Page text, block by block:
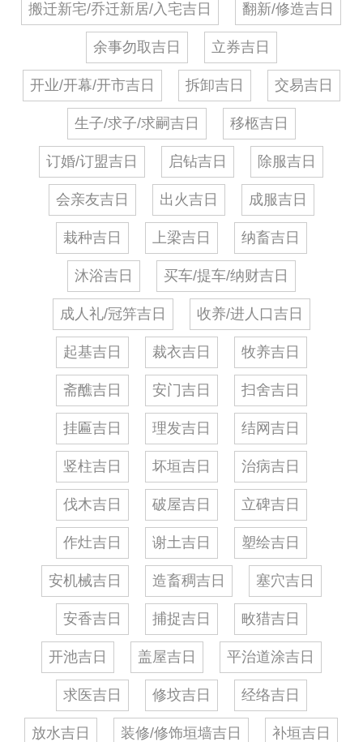
搬迁新宅/乔迁新居/入宅吉日 翻新/修造吉日
余事勿取吉日 立券吉日
开业/开幕/开市吉日 拆卸吉日 交易吉日
生子/求子/求嗣吉日 移柩吉日
订婚/订盟吉日 启钻吉日 除服吉日
会亲友吉日 出火吉日 成服吉日
栽种吉日 上梁吉日 纳畜吉日
沐浴吉日 买车/提车/纳财吉日
成人礼/冠笄吉日 收养/进人口吉日
起基吉日 裁衣吉日 牧养吉日
斋醮吉日 安门吉日 扫舍吉日
挂匾吉日 理发吉日 结网吉日
竖柱吉日 坏垣吉日 治病吉日
伐木吉日 破屋吉日 立碑吉日
作灶吉日 谢土吉日 塑绘吉日
安机械吉日 造畜稠吉日 塞穴吉日
安香吉日 捕捉吉日 畋猎吉日
开池吉日 盖屋吉日 平治道涂吉日
求医吉日 修坟吉日 经络吉日
放水吉日 装修/修饰垣墙吉日 补垣吉日